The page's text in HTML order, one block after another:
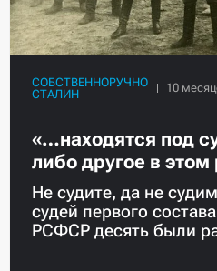
СОБСТВЕННОРУЧНО
СТАЛИН
«…находятся под
либо другое в этом
Не судите, да не
судей первого
РСФСР десять были